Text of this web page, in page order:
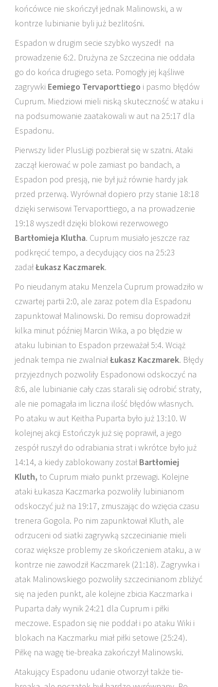
końcówce nie skończył jednak Malinowski, a w
kontrze lubinianie byli już bezlitośni.
Espadon w drugim secie szybko wyszedł na
prowadzenie 6:2. Drużyna ze Szczecina nie oddała
go do końca drugiego seta. Pomogły jej kąśliwe
zagrywki Eemiego Tervaporttiego i pasmo błędów
Cuprum. Miedziowi mieli niską skuteczność w ataku i
na podsumowanie zaatakowali w aut na 25:17 dla
Espadonu.
Pierwszy lider PlusLigi pozbierał się w szatni. Ataki
zaczął kierować w pole zamiast po bandach, a
Espadon pod presją, nie był już równie hardy jak
przed przerwą. Wyrównał dopiero przy stanie 18:18
dzięki serwisowi Tervaporttiego, a na prowadzenie
19:18 wyszedł dzięki blokowi rezerwowego
Bartłomieja Klutha. Cuprum musiało jeszcze raz
podkręcić tempo, a decydujący cios na 25:23
zadałŁukasz Kaczmarek.
Po nieudanym ataku Menzela Cuprum prowadziło w
czwartej partii 2:0, ale zaraz potem dla Espadonu
zapunktował Malinowski. Do remisu doprowadził
kilka minut później Marcin Wika, a po błędzie w
ataku lubinian to Espadon przeważał 5:4. Wciąż
jednak tempa nie zwalniałŁukasz Kaczmarek. Błędy
przyjezdnych pozwoliły Espadonowi odskoczyć na
8:6, ale lubinianie cały czas starali się odrobić straty,
ale nie pomagała im liczna ilość błędów własnych.
Po ataku w aut Keitha Puparta było już 13:10. W
kolejnej akcji Estończyk już się poprawił, a jego
zespół ruszył do odrabiania strat i wkrótce było już
14:14, a kiedy zablokowany został Bartłomiej
Kluth, to Cuprum miało punkt przewagi. Kolejne
ataki Łukasza Kaczmarka pozwoliły lubinianom
odskoczyć już na 19:17, zmuszając do wzięcia czasu
trenera Gogola. Po nim zapunktował Kluth, ale
odrzuceni od siatki zagrywką szczecinianie mieli
coraz większe problemy ze skończeniem ataku, a w
kontrze nie zawodził Kaczmarek (21:18). Zagrywka i
atak Malinowskiego pozwoliły szczecinianom zbliżyć
się na jeden punkt, ale kolejne zbicia Kaczmarka i
Puparta dały wynik 24:21 dla Cuprum i piłki
meczowe. Espadon się nie poddał i po ataku Wiki i
blokach na Kaczmarku miał piłki setowe (25:24).
Piłkę na wagę tie-breaka zakończył Malinowski.
Atakujący Espadonu udanie otworzył także tie-